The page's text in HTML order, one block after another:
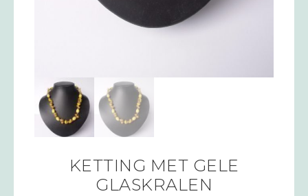
KETTING MET GELE
GLASKRALEN